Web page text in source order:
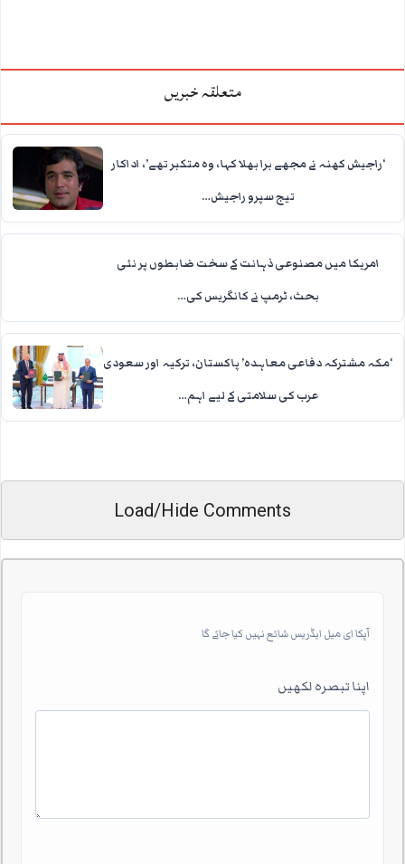
متعلقہ خبریں
‘راجیش کھنہ نے مجھے برا بھلا کہا، وہ متکبر تھے’، اداکار
تیج سپرو راجیش…
امریکا میں مصنوعی ذہانت کے سخت ضابطوں پر نئی
بحث، ٹرمپ نے کانگریس کی…
‘مکہ مشترکہ دفاعی معاہدہ’ پاکستان، ترکیہ اور سعودی
عرب کی سلامتی کے لیے اہم…
Load/Hide Comments
آپکا ای میل ایڈریس شائع نہیں کیا جائے گا
اپنا تبصرہ لکھیں